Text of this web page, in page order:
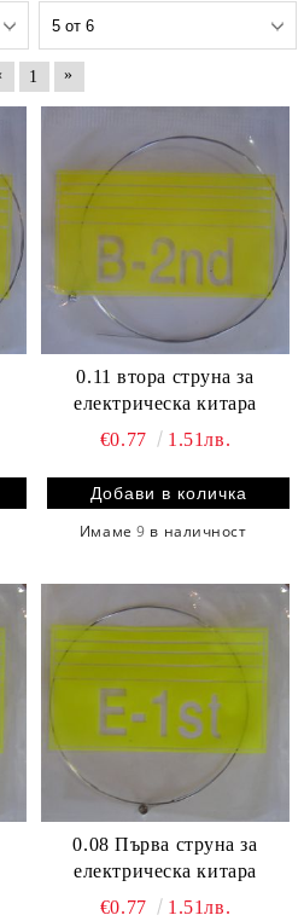
1 »
0.11 втора струна за
електрическа китара
€0.77
1.51лв.
Имаме9 в наличност
0.08 Първа струна за
електрическа китара
€0.77
1.51лв.